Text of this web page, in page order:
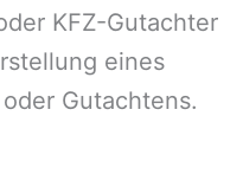
KFZ-Gutachter
eines
Gutachtens.